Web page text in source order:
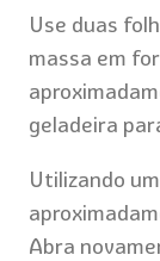
Use duas
massa em
geladeira
Utilizando
Abra